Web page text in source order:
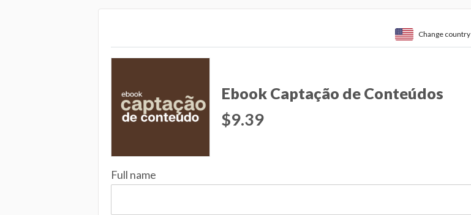
Change country
Ebook Captação de Conteúdos
$9.39
Full name